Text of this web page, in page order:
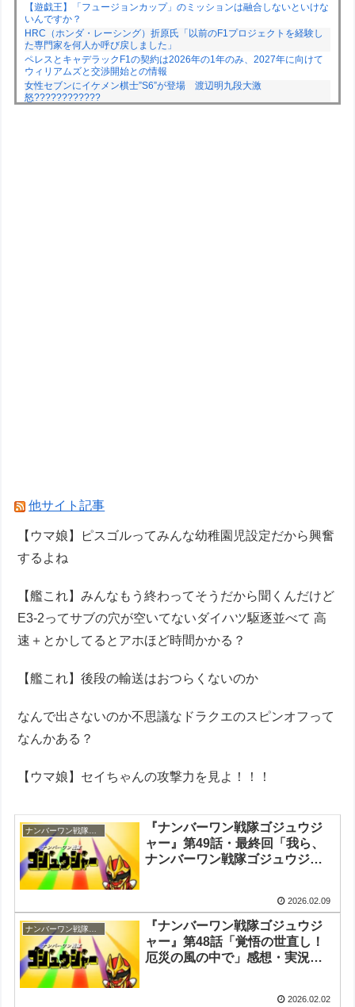
【遊戯王】「フュージョンカップ」のミッションは融合しないといけな
いんですか？
HRC（ホンダ・レーシング）折原氏「以前のF1プロジェクトを経験し
た専門家を何人か呼び戻しました」
ペレスとキャデラックF1の契約は2026年の1年のみ、2027年に向けて
ウィリアムズと交渉開始との情報
女性セブンにイケメン棋士”S6”が登場 渡辺明九段大激
怒????????????
他サイト記事
【ウマ娘】ピスゴルってみんな幼稚園児設定だから興奮
するよね
【艦これ】みんなもう終わってそうだから聞くんだけど
E3-2ってサブの穴が空いてないダイハツ駆逐並べて 高
速＋とかしてるとアホほど時間かかる？
【艦これ】後段の輸送はおつらくないのか
なんで出さないのか不思議なドラクエのスピンオフって
なんかある？
【ウマ娘】セイちゃんの攻撃力を見よ！！！
ナンバーワン戦隊ゴジュウジャー
『ナンバーワン戦隊ゴジュウジ
ャー』第49話・最終回「我ら、
ナンバーワン戦隊ゴジュウジャ
2026.02.09
ナンバーワン戦隊ゴジュウジャー
『ナンバーワン戦隊ゴジュウジ
ャー』第48話「覚悟の世直し！
厄災の風の中で」感想・実況ま
2026.02.02